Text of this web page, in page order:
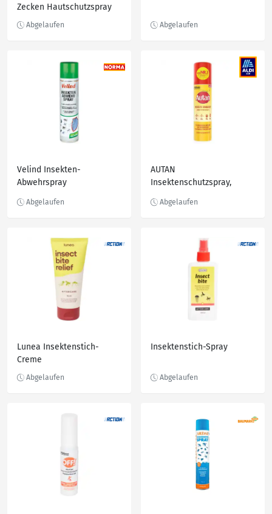
Zecken Hautschutzspray
Velind Insekten-
Abwehrspray
AUTAN
Insektenschutzspray,
Lunea Insektenstich-
Creme
Insektenstich-Spray